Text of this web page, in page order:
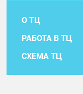
О ТЦ
РАБОТА В ТЦ
СХЕМА ТЦ